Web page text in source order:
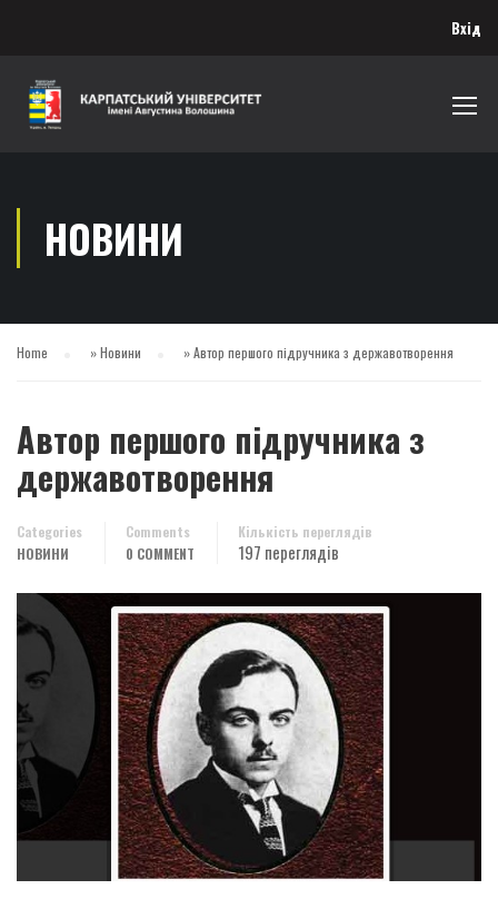
Вхід
НОВИНИ
Home »Новини »Автор першого підручника з державотворення
Автор першого підручника з
державотворення
Categories
НОВИНИ
Comments
0 COMMENT
Кількість переглядів
197 переглядів